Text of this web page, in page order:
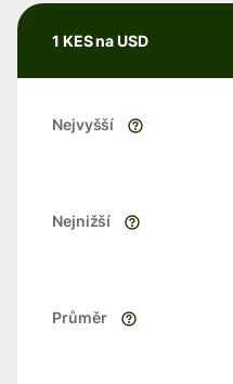
1 KES na USD
Nejvyšší
Nejnižší
Průměr